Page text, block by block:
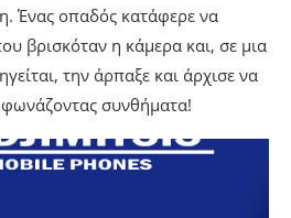
Ένας οπαδός κατάφερε να
βρισκόταν η κάμερα και, σε μια
την άρπαξε και άρχισε να
συνθήματα!